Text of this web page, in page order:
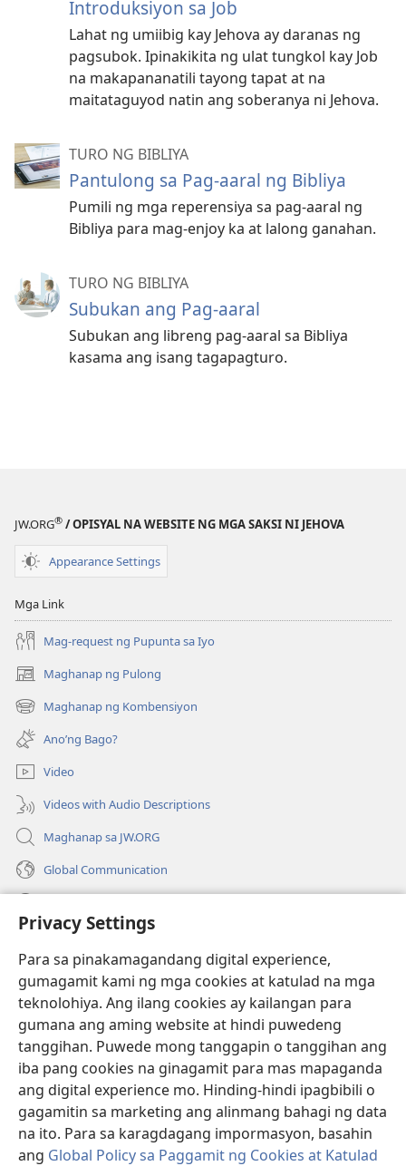
Privacy Settings
Para sa pinakamagandang digital experience,
gumagamit kami ng mga cookies at katulad na mga
teknolohiya. Ang ilang cookies ay kailangan para
gumana ang aming website at hindi puwedeng
tanggihan. Puwede mong tanggapin o tanggihan ang
iba pang cookies na ginagamit para mas mapaganda
ang digital experience mo. Hinding-hindi ipagbibili o
gagamitin sa marketing ang alinmang bahagi ng data
na ito. Para sa karagdagang impormasyon, basahin
ang Global Policy sa Paggamit ng Cookies at Katulad
Introduksiyon sa Job
Lahat ng umiibig kay Jehova ay daranas ng
pagsubok. Ipinakikita ng ulat tungkol kay Job
na makapananatili tayong tapat at na
maitataguyod natin ang soberanya ni Jehova.
TURO NG BIBLIYA
Pantulong sa Pag-aaral ng Bibliya
Pumili ng mga reperensiya sa pag-aaral ng
Bibliya para mag-enjoy ka at lalong ganahan.
TURO NG BIBLIYA
Subukan ang Pag-aaral
Subukan ang libreng pag-aaral sa Bibliya
kasama ang isang tagapagturo.
JW.ORG® / OPISYAL NA WEBSITE NG MGA SAKSI NI JEHOVA
Appearance Settings
Mga Link
Mag-request ng Pupunta sa Iyo
Maghanap ng Pulong
(may
bubukas
na
bagong
window)
Maghanap ng Kombensiyon
(may
bubukas
na
bagong
window)
Ano’ng Bago?
Video
Videos with Audio Descriptions
Maghanap sa JW.ORG
Global Communication
(may
na
bagong
window)
Watchtower ONLINE LIBRARY™
(may
bubukas
na
bagong
window)
JW Hub ®
(may
bubukas
bagong
window)
JW Library ®
Watchtower Library®